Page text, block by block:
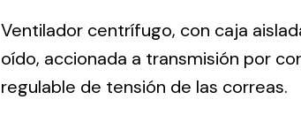
Ventilation
Ventilador centrífugo, con caja
oído, accionada a transmisión por
regulable de tensión de las correas.